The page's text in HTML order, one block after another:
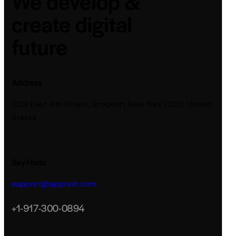
support@appnoit.com
+1-917-300-0894